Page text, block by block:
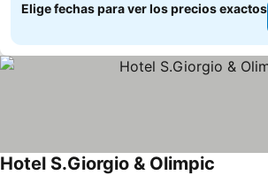
Elige fechas para ver los precios exactos
Hotel S.Giorgio & Olimpic